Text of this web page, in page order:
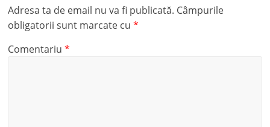
Adresa ta de email nu va fi publicată. Câmpurile
obligatorii sunt marcate cu*
Comentariu*